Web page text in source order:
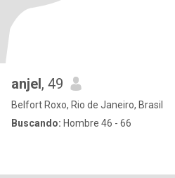
anjel, 49
Belfort Roxo, Rio de Janeiro, Brasil
Buscando: Hombre 46 - 66